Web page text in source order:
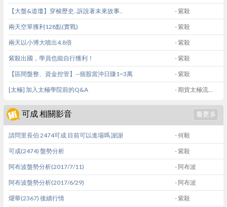
- 紫殺
【大盤&道瓊】穿梭歷史..訴說著未來故事..
- 紫殺
兩天空單獲利128點(實戰)
- 紫殺
兩天以小博大噴出4.8倍
- 紫殺
紫殺出國，學員也能自行獲利！
- 紫殺
【區間盤整、資金控管】--個股當沖日賺1~3萬
- 期貨太極流一徐諒諒
[太極] 加入太極學院前的Q&A
可成 相關影音
- 何毅
請問里長伯 2474可成 目前可以進場嗎 謝謝
- 紫殺
可成(2474) 盤勢分析
- 阿布波
阿布波盤勢分析(2017/7/11)
- 阿布波
阿布波盤勢分析(2017/6/29)
- 紫殺
燿華(2367) 後續行情